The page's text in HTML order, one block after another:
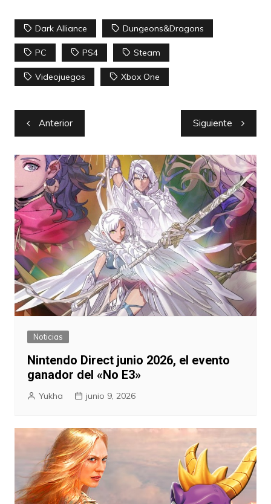
Dark Alliance Dungeons&Dragons
PC PS4 Steam
Videojuegos Xbox One
Navegación
de
entradas
Anterior Siguiente
Noticias
Nintendo Direct junio 2026, el evento
ganador del «No E3»
Yukha junio 9, 2026